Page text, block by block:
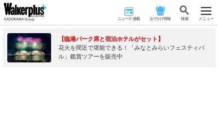
ニュース･連載 おでかけ情報 検 索 メニュー
【臨港パーク席と宿泊ホテルがセット】
花火を間近で堪能できる！「みなとみらいフェスティバ
ル」鑑賞ツアーを販売中